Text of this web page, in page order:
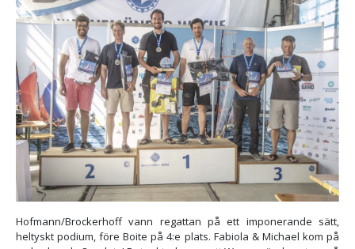
Hofmann/Brockerhoff vann regattan på ett imponerande sätt,
heltyskt podium, före Boite på 4:e plats. Fabiola & Michael kom på